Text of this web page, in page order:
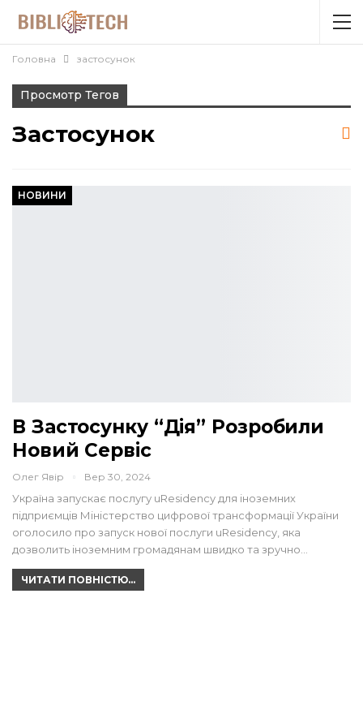
Головна застосунок
Просмотр Тегов
Застосунок
НОВИНИ
В Застосунку “Дія” Розробили
Новий Сервіс
Олег Явір Вер 30, 2024
Україна запускає послугу uResidency для іноземних
підприємців Міністерство цифрової трансформації України
оголосило про запуск нової послуги uResidency, яка
дозволить іноземним громадянам швидко та зручно…
ЧИТАТИ ПОВНІСТЮ...